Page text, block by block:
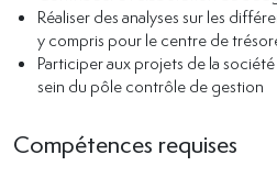
Réaliser des analyses sur les
y compris pour le centre de
Participer aux projets de la
sein du pôle contrôle de gestion
Compétences requises